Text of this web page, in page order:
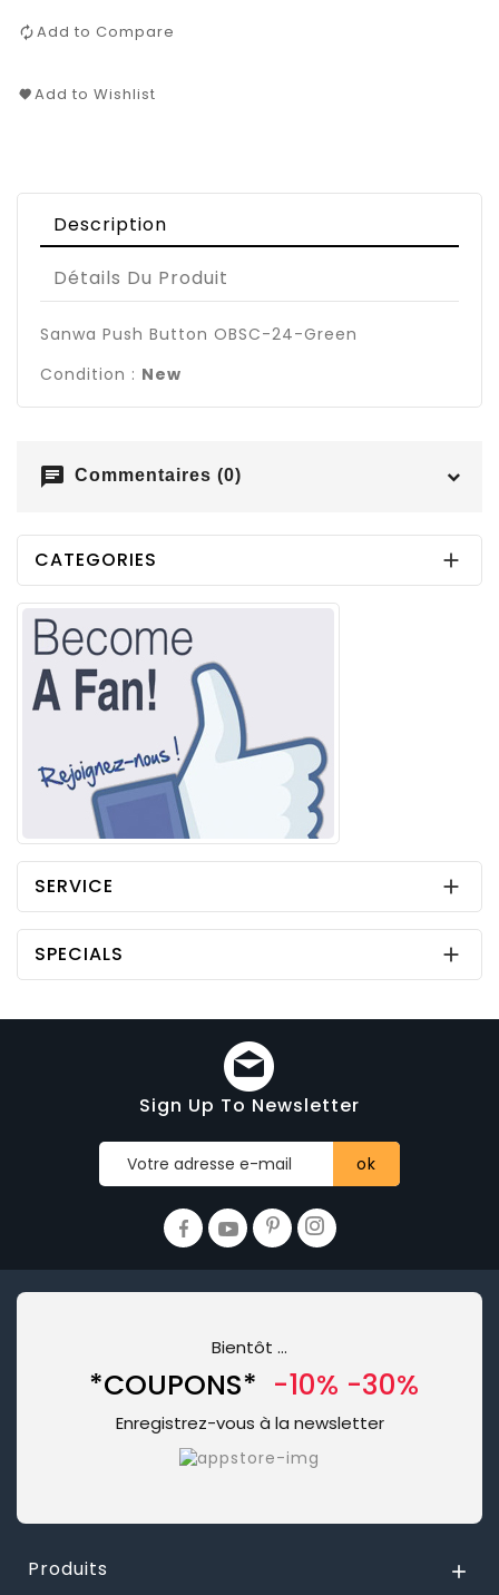
Add to Compare
Add to Wishlist
Description
Détails Du Produit
Sanwa Push Button OBSC-24-Green
Condition : New
chat Commentaires (0)
CATEGORIES 
SERVICE 
SPECIALS 
Sign Up To Newsletter
Bientôt …
*COUPONS* -10% -30%
Enregistrez-vous à la newsletter
Produits 